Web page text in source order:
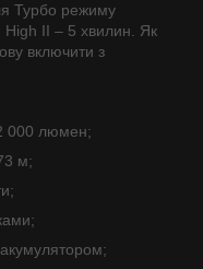
Турбо режиму
High II – 5 хвилин. Як
включити з
000 люмен;
м;